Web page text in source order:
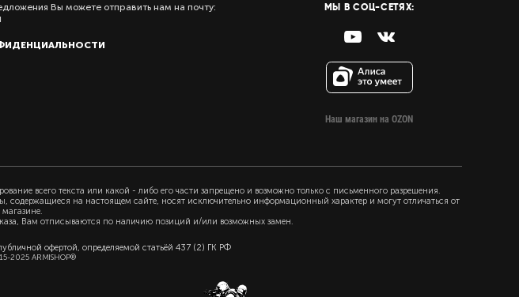
Вы можете отправить нам на почту: МЫ В СОЦ-СЕТЯХ:
Наш магазин на OZON
всего текста или какой - либо его части запрещено и возможно только с письменного разрешения.
на настоящем сайте, носят исключительно информационный характер и могут отличаться от
Вам отписываются по наличию позиций и/или возможных замен.
офертой, определяемой статьёй 437 (2) ГК РФ
2025 ARMISHOP®